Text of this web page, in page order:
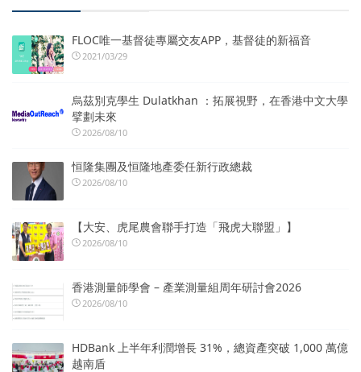
FLOC唯一基督徒專屬交友APP，基督徒的新福音
2021/03/29
烏茲別克學生 Dulatkhan ：拓展視野，在香港中文大學
擘劃未來
2026/08/10
恒隆集團及恒隆地產委任新行政總裁
2026/08/10
【大安、虎尾農會聯手打造「飛虎大聯盟」】
2026/08/10
香港測量師學會 – 產業測量組周年研討會2026
2026/08/10
HDBank 上半年利潤增長 31%，總資產突破 1,000 萬億
越南盾